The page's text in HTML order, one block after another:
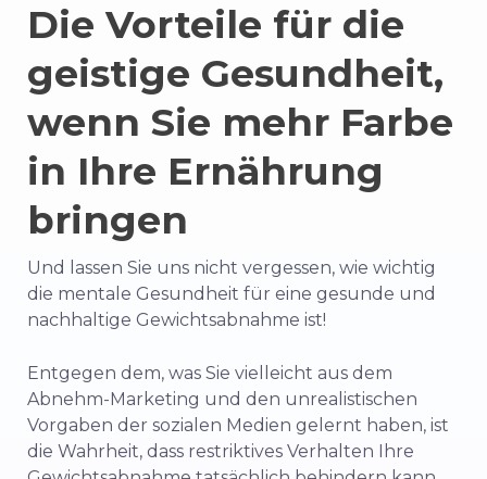
Die Vorteile für die
geistige Gesundheit,
wenn Sie mehr Farbe
in Ihre Ernährung
bringen
Und lassen Sie uns nicht vergessen, wie wichtig
die mentale Gesundheit für eine gesunde und
nachhaltige Gewichtsabnahme ist!
Entgegen dem, was Sie vielleicht aus dem
Abnehm-Marketing und den unrealistischen
Vorgaben der sozialen Medien gelernt haben, ist
die Wahrheit, dass restriktives Verhalten Ihre